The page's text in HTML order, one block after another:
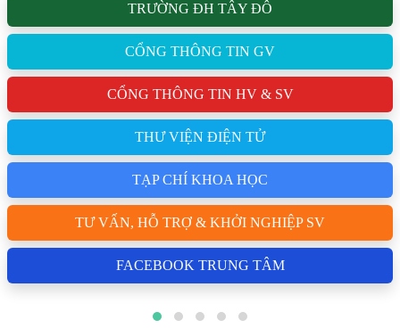
TRƯỜNG ĐH TÂY ĐÔ
CỔNG THÔNG TIN GV
CỔNG THÔNG TIN HV & SV
THƯ VIỆN ĐIỆN TỬ
TẠP CHÍ KHOA HỌC
TƯ VẤN, HỖ TRỢ & KHỞI NGHIỆP SV
FACEBOOK TRUNG TÂM